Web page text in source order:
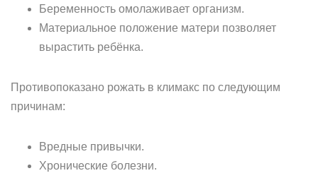
Беременность омолаживает организм.
Материальное положение матери позволяет
вырастить ребёнка.
Противопоказано рожать в климакс по следующим
причинам:
Вредные привычки.
Хронические болезни.